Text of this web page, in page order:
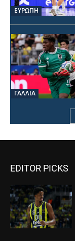
ΕΥΡΩΠΗ
ΓΑΛΛΙΑ
EDITOR PICKS